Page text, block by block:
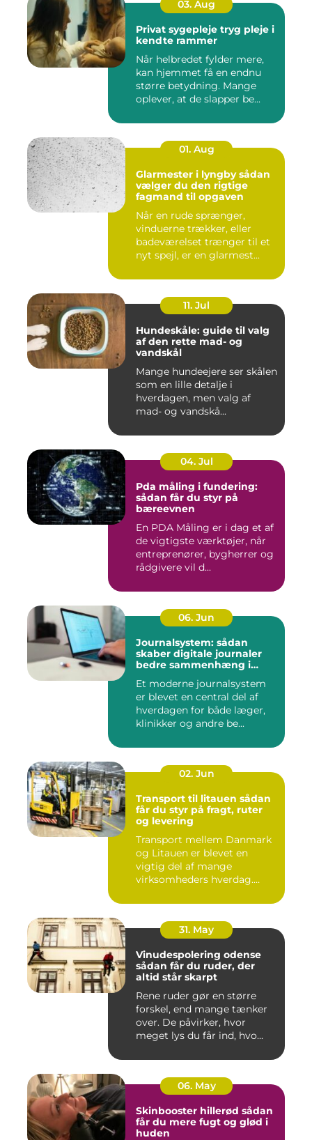
03. Aug
Privat sygepleje tryg pleje i
kendte rammer
Når helbredet fylder mere,
kan hjemmet få en endnu
større betydning. Mange
oplever, at de slapper be...
01. Aug
Glarmester i lyngby sådan
vælger du den rigtige
fagmand til opgaven
Når en rude sprænger,
vinduerne trækker, eller
badeværelset trænger til et
nyt spejl, er en glarmest...
11. Jul
Hundeskåle: guide til valg
af den rette mad- og
vandskål
Mange hundeejere ser skålen
som en lille detalje i
hverdagen, men valg af
mad- og vandskå...
04. Jul
Pda måling i fundering:
sådan får du styr på
bæreevnen
En PDA Måling er i dag et af
de vigtigste værktøjer, når
entreprenører, bygherrer og
rådgivere vil d...
06. Jun
Journalsystem: sådan
skaber digitale journaler
bedre sammenhæng i
Et moderne journalsystem
er blevet en central del af
hverdagen for både læger,
klinikker og andre be...
02. Jun
Transport til litauen sådan
får du styr på fragt, ruter
og levering
Transport mellem Danmark
og Litauen er blevet en
vigtig del af mange
virksomheders hverdag.
31. May
Vinudespolering odense
sådan får du ruder, der
altid står skarpt
Rene ruder gør en større
forskel, end mange tænker
over. De påvirker, hvor
meget lys du får ind, hvo...
06. May
Skinbooster hillerød sådan
får du mere fugt og glød i
huden